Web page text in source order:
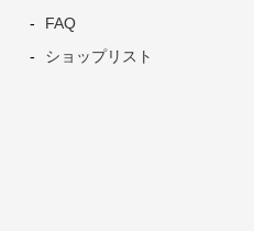
FAQ
ショップリスト